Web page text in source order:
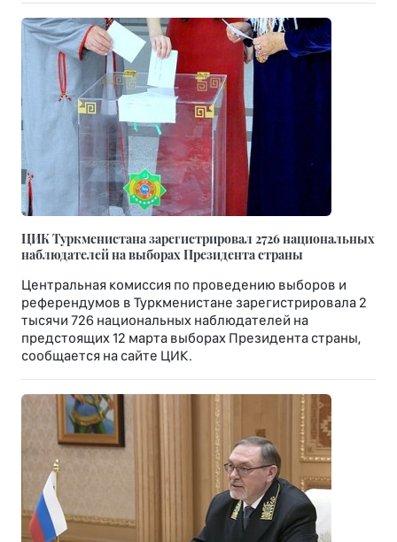
ЦИК Туркменистана зарегистрировал 2726 национальных
наблюдателей на выборах Президента страны
Центральная комиссия по проведению выборов и
референдумов в Туркменистане зарегистрировала 2
тысячи 726 национальных наблюдателей на
предстоящих 12 марта выборах Президента страны,
сообщается на сайте ЦИК.